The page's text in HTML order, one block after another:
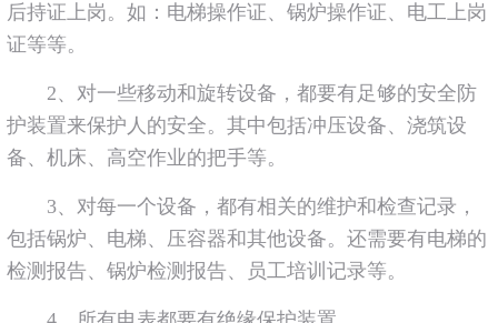
后持证上岗。如：电梯操作证、锅炉操作证、电工上岗
证等等。
2、对一些移动和旋转设备，都要有足够的安全防
护装置来保护人的安全。其中包括冲压设备、浇筑设
备、机床、高空作业的把手等。
3、对每一个设备，都有相关的维护和检查记录，
包括锅炉、电梯、压容器和其他设备。还需要有电梯的
检测报告、锅炉检测报告、员工培训记录等。